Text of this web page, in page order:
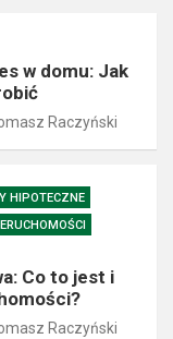
w domu: Jak
Raczyński
HIPOTECZNE
Co to jest i
Raczyński